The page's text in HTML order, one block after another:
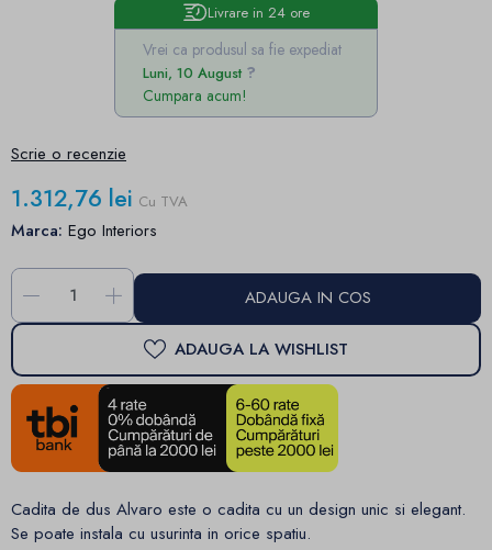
Livrare in 24 ore
Vrei ca produsul sa fie expediat
Luni, 10 August
Cumpara acum!
Scrie o recenzie
1.312,76 lei Cu TVA
Marca: Ego Interiors
- + ADAUGA IN COS
ADAUGA LA WISHLIST
Cadita de dus Alvaro este o cadita cu un design unic si elegant.
Se poate instala cu usurinta in orice spatiu.